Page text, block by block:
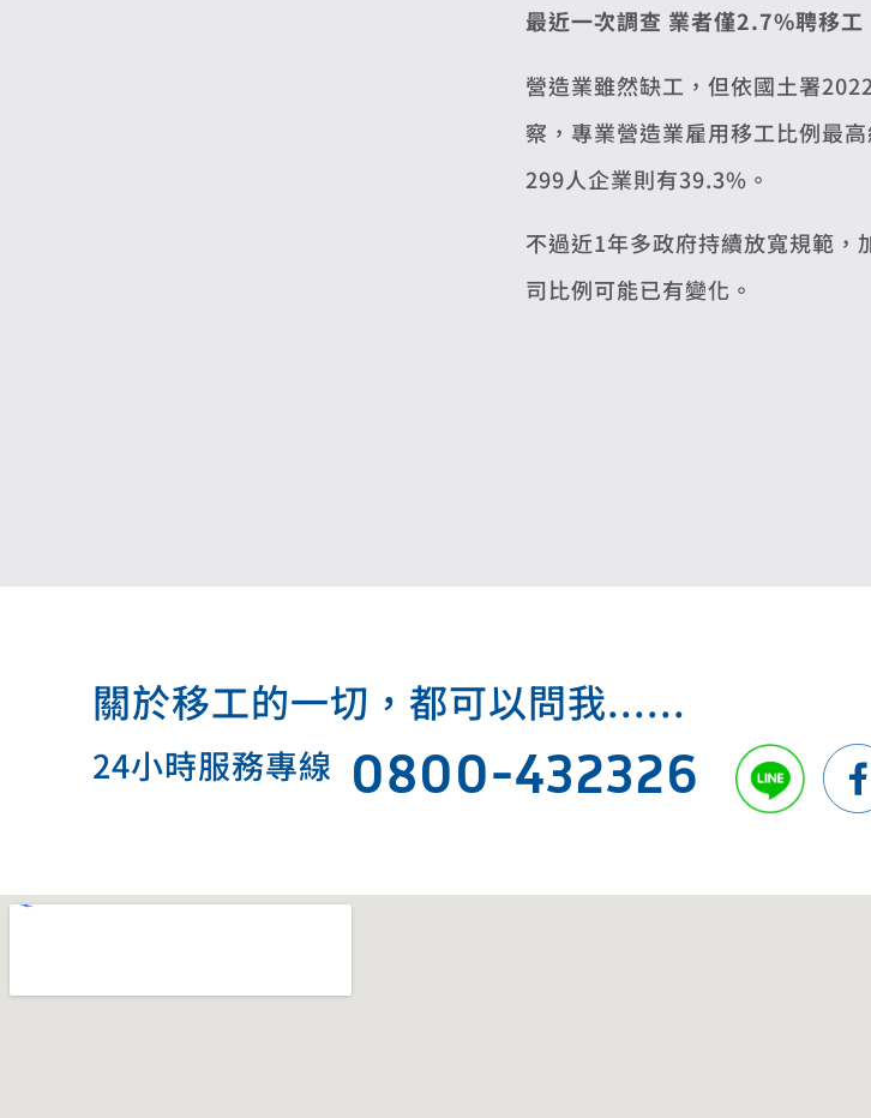
最近一次調查 業者僅2.7%聘移工
營造業雖然缺工，但依國土署
察，專業營造業雇用移工比例最
299人企業則有39.3%。
不過近1年多政府持續放寬規範
司比例可能已有變化。
關於移工的一切，都可以問我......
24小時服務專線 0800-432326